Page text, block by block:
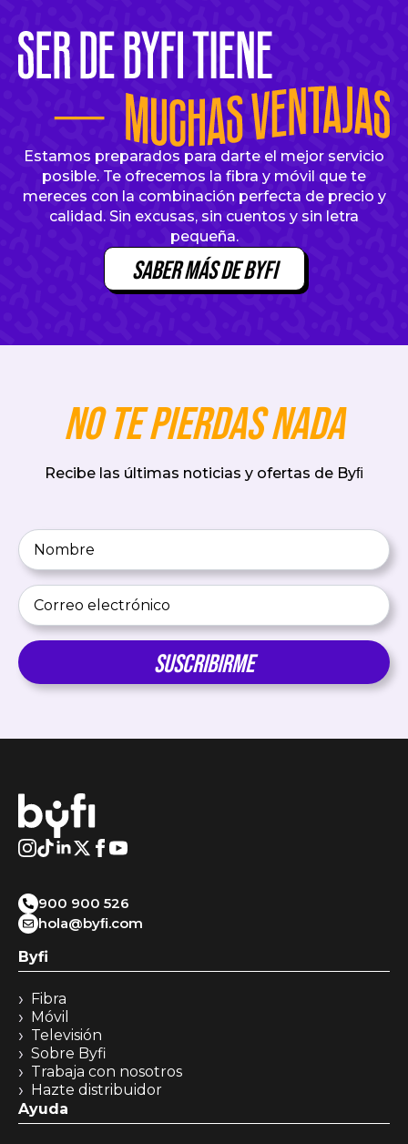
Estamos preparados para darte el mejor servicio
posible. Te ofrecemos la fibra y móvil que te
mereces con la combinación perfecta de precio y
calidad. Sin excusas, sin cuentos y sin letra
pequeña.
Saber más de Byfi
No te pierdas nada
Recibe las últimas noticias y ofertas de Byﬁ
Nombre
Correo
electrónico
*
Suscribirme
900 900 526
hola@byﬁ.com
Byfi
Fibra
Móvil
Televisión
Sobre Byfi
Trabaja con nosotros
Hazte distribuidor
Ayuda